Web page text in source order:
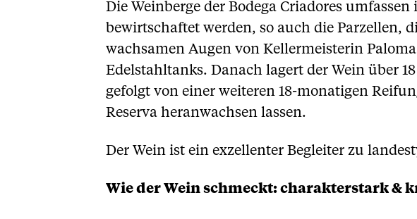
Die Weinberge der Bodega Criadores
bewirtschaftet werden, so auch die Parzellen,
wachsamen Augen von Kellermeisterin
Edelstahltanks. Danach lagert der Wein über
gefolgt von einer weiteren 18-monatigen
Reserva heranwachsen lassen.
Der Wein ist ein exzellenter Begleiter zu
Wie der Wein schmeckt: charakterstark &